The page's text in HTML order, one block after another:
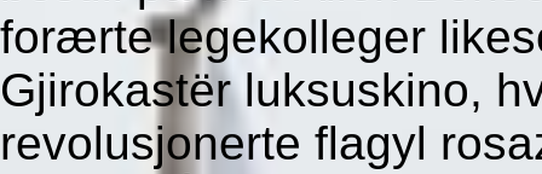
forærte legekolleger
Gjirokastër luksuskino,
revolusjonerte flagyl